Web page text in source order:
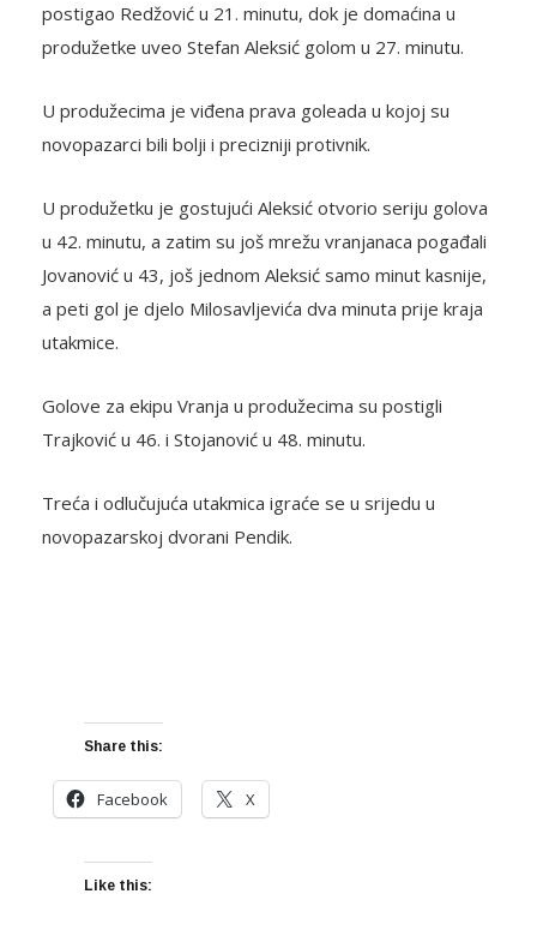
postigao Redžović u 21. minutu, dok je domaćina u
produžetke uveo Stefan Aleksić golom u 27. minutu.
U produžecima je viđena prava goleada u kojoj su
novopazarci bili bolji i precizniji protivnik.
U produžetku je gostujući Aleksić otvorio seriju golova
u 42. minutu, a zatim su još mrežu vranjanaca pogađali
Jovanović u 43, još jednom Aleksić samo minut kasnije,
a peti gol je djelo Milosavljevića dva minuta prije kraja
utakmice.
Golove za ekipu Vranja u produžecima su postigli
Trajković u 46. i Stojanović u 48. minutu.
Treća i odlučujuća utakmica igraće se u srijedu u
novopazarskoj dvorani Pendik.
Share this:
Facebook X
Like this: